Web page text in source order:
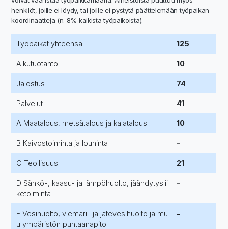
henkilöt, joille ei löydy, tai joille ei pystytä päättelemään työpaikan
koordinaatteja (n. 8% kaikista työpaikoista).
Työpaikat yhteensä 125
Alkutuotanto 10
Jalostus 74
Palvelut 41
A Maatalous, metsätalous ja kalatalous 10
B Kaivostoiminta ja louhinta -
C Teollisuus 21
D Sähkö-, kaasu- ja lämpöhuolto, jäähdytyslii
ketoiminta
-
E Vesihuolto, viemäri- ja jätevesihuolto ja mu
u ympäristön puhtaanapito
-